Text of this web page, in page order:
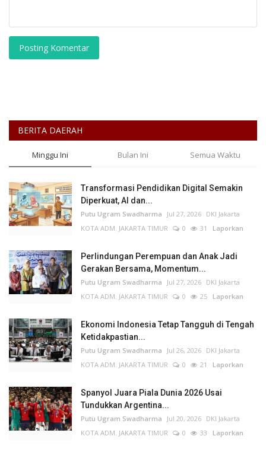
Posting Komentar
BERITA DAERAH
Minggu Ini Bulan Ini Semua Waktu
Transformasi Pendidikan Digital Semakin
Diperkuat, AI dan...
Putu Ugram Swadharma Jul 27, 2026 DKI Jakarta
KOTA ADM. JAKARTA TIMUR
0 31 Laporkan
Perlindungan Perempuan dan Anak Jadi
Gerakan Bersama, Momentum...
Putu Ugram Swadharma Jul 27, 2026 DKI Jakarta
KOTA ADM. JAKARTA TIMUR
0 25 Laporkan
Ekonomi Indonesia Tetap Tangguh di Tengah
Ketidakpastian...
Putu Ugram Swadharma Jul 26, 2026 DKI Jakarta
KOTA ADM. JAKARTA TIMUR
0 21 Laporkan
Spanyol Juara Piala Dunia 2026 Usai
Tundukkan Argentina...
Putu Ugram Swadharma Jul 20, 2026 DKI Jakarta
KOTA ADM. JAKARTA TIMUR
0 33 Laporkan